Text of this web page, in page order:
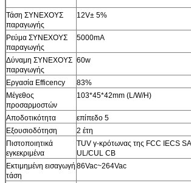
Τάση ΣΥΝΕΧΟΥΣ
παραγωγής
12V± 5%
Ρεύμα ΣΥΝΕΧΟΥΣ
παραγωγής
5000mA
Δύναμη ΣΥΝΕΧΟΥΣ
παραγωγής
60w
Εργασία Efficency
83%
Μέγεθος
προσαρμοστών
103*45*42mm (L/W/H)
Αποδοτικότητα
επίπεδο 5
Εξουσιοδότηση
2 έτη
Πιστοποιητικά
εγκεκριμένα
TUV γ-κρότωνας της FCC IECS
UL/CUL CB
Εκτιμημένη εισαγωγή
τάση
86Vac~264Vac